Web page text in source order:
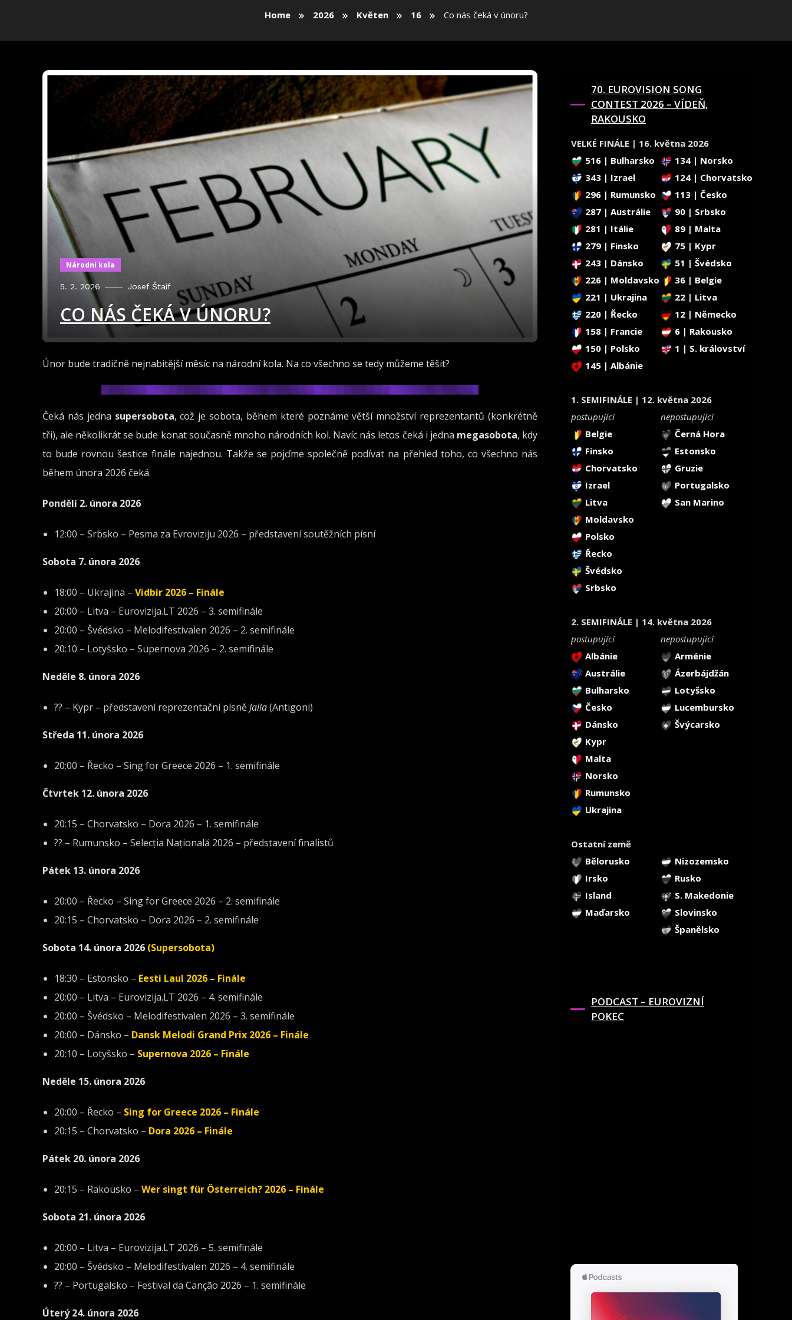
Home 2026 Květen 16 Co nás čeká v únoru?
Národní kola
5. 2. 2026 Josef Štaif
CO NÁS ČEKÁ V ÚNORU?
Únor bude tradičně nejnabitější měsíc na národní kola. Na co všechno se tedy můžeme těšit?
Čeká nás jedna supersobota, což je sobota, během které poznáme větší množství reprezentantů (konkrétně
tři), ale několikrát se bude konat současně mnoho národních kol. Navíc nás letos čeká i jedna megasobota, kdy
to bude rovnou šestice finále najednou. Takže se pojďme společně podívat na přehled toho, co všechno nás
během února 2026 čeká.
Pondělí 2. února 2026
12:00 – Srbsko – Pesma za Evroviziju 2026 – představení soutěžních písní
Sobota 7. února 2026
18:00 – Ukrajina – Vidbir 2026 – Finále
20:00 – Litva – Eurovizija.LT 2026 – 3. semifinále
20:00 – Švédsko – Melodifestivalen 2026 – 2. semifinále
20:10 – Lotyšsko – Supernova 2026 – 2. semifinále
Neděle 8. února 2026
?? – Kypr – představení reprezentační písněJalla(Antigoni)
Středa 11. února 2026
20:00 – Řecko – Sing for Greece 2026 – 1. semifinále
Čtvrtek 12. února 2026
20:15 – Chorvatsko – Dora 2026 – 1. semifinále
?? – Rumunsko – Selecția Națională 2026 – představení finalistů
Pátek 13. února 2026
20:00 – Řecko – Sing for Greece 2026 – 2. semifinále
20:15 – Chorvatsko – Dora 2026 – 2. semifinále
Sobota 14. února 2026 (Supersobota)
18:30 – Estonsko – Eesti Laul 2026 – Finále
20:00 – Litva – Eurovizija.LT 2026 – 4. semifinále
20:00 – Švédsko – Melodifestivalen 2026 – 3. semifinále
20:00 – Dánsko – Dansk Melodi Grand Prix 2026 – Finále
20:10 – Lotyšsko – Supernova 2026 – Finále
Neděle 15. února 2026
20:00 – Řecko – Sing for Greece 2026 – Finále
20:15 – Chorvatsko – Dora 2026 – Finále
Pátek 20. února 2026
20:15 – Rakousko – Wer singt für Österreich? 2026 – Finále
Sobota 21. února 2026
20:00 – Litva – Eurovizija.LT 2026 – 5. semifinále
20:00 – Švédsko – Melodifestivalen 2026 – 4. semifinále
?? – Portugalsko – Festival da Canção 2026 – 1. semifinále
Úterý 24. února 2026
70. EUROVISION SONG
CONTEST 2026 – VÍDEŇ,
RAKOUSKO
VELKÉ FINÁLE | 16. května 2026
516 | Bulharsko
134 | Norsko
343 | Izrael
124 | Chorvatsko
296 | Rumunsko
113 | Česko
287 | Austrálie
90 | Srbsko
281 | Itálie
89 | Malta
279 | Finsko
75 | Kypr
243 | Dánsko
51 | Švédsko
226 | Moldavsko
36 | Belgie
221 | Ukrajina
22 | Litva
220 | Řecko
12 | Německo
158 | Francie
6 | Rakousko
150 | Polsko
1 | S. království
145 | Albánie
1. SEMIFINÁLE | 12. května 2026
postupující
nepostupující
Belgie
Černá Hora
Finsko
Estonsko
Chorvatsko
Gruzie
Izrael
Portugalsko
Litva
San Marino
Moldavsko
Polsko
Řecko
Švédsko
Srbsko
2. SEMIFINÁLE | 14. května 2026
postupující
nepostupující
Albánie
Arménie
Austrálie
Ázerbájdžán
Bulharsko
Lotyšsko
Česko
Lucembursko
Dánsko
Švýcarsko
Kypr
Malta
Norsko
Rumunsko
Ukrajina
Ostatní země
Bělorusko
Nizozemsko
Irsko
Rusko
Island
S. Makedonie
Maďarsko
Slovinsko
Španělsko
PODCAST – EUROVIZNÍ
POKEC